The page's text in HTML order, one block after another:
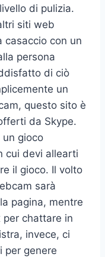
di pulizia.
siti web
casaccio con un
persona
di ciò
un
questo sito è
da Skype.
un gioco
cui devi allearti
il gioco. Il volto
sarà
pagina, mentre
chattare in
invece, ci
per genere